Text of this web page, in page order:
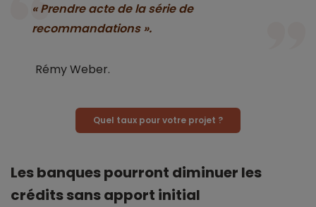
« Prendre acte de la série de
recommandations ».
Rémy Weber.
Quel taux pour votre projet ?
Les banques pourront diminuer les
crédits sans apport initial